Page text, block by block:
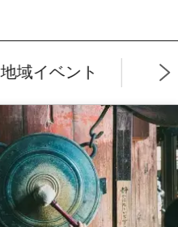
地域イベント
セ